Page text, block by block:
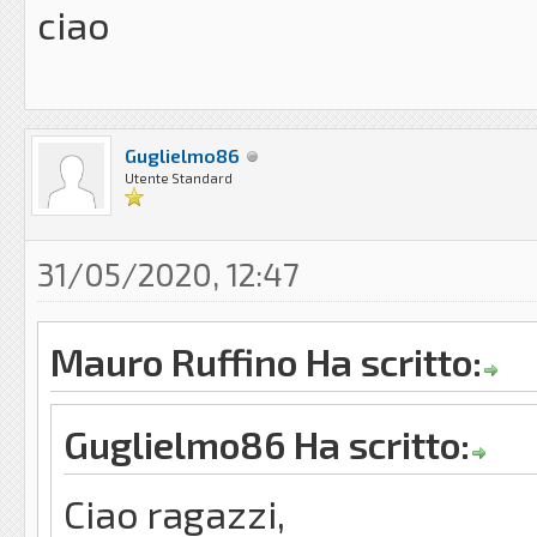
ciao
Guglielmo86
Utente Standard
31/05/2020, 12:47
Mauro Ruffino Ha scritto:
Guglielmo86 Ha scritto:
Ciao ragazzi,